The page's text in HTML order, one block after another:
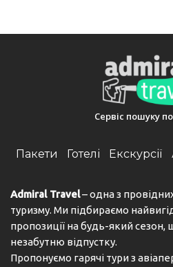
Сервіс пошуку
Пакети Готелі Екскурсії
Admiral Travel– одна з
туризму. Ми підбираємо
пропозиції на будь-який
незабутню відпустку.
Пропонуємо гарячі тури з